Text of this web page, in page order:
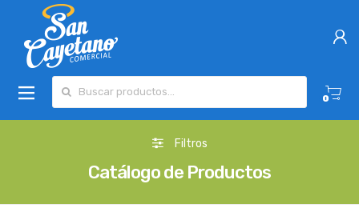
0
Filtros
Catálogo de Productos